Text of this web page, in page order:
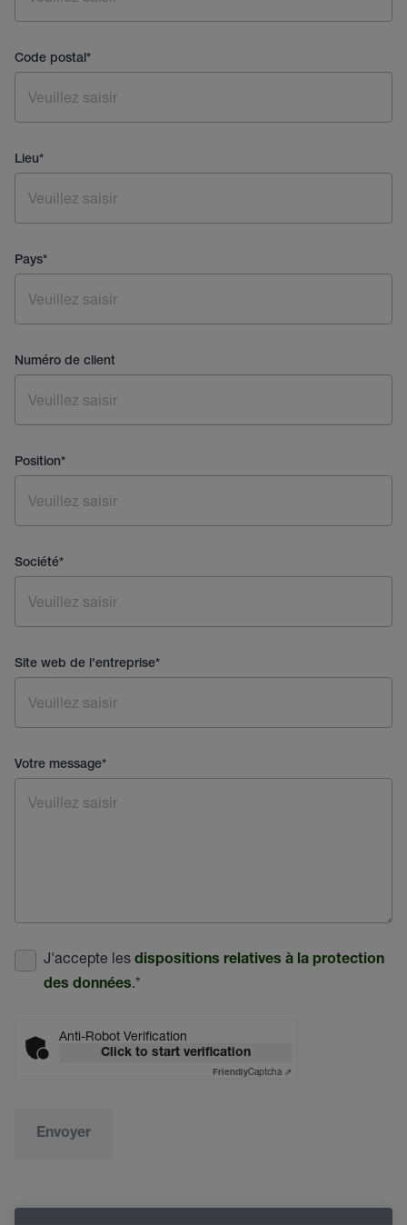
Code postal*
Lieu*
Pays*
Numéro de client
Position*
Société*
Site web de l'entreprise*
Votre message*
J'accepte les dispositions relatives à la protection
des données.*
Anti-Robot Verification
Click to start verification
FriendlyCaptcha ⇗
Envoyer